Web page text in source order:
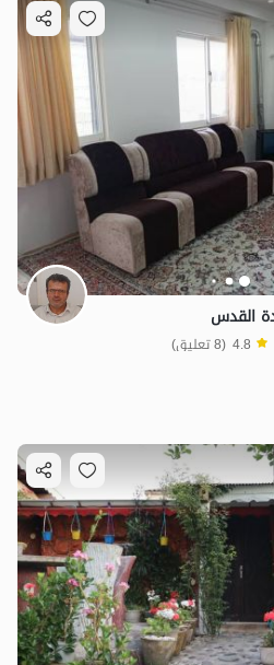
مليون ت 4.8
القدس
4.8 (8 تعليق)